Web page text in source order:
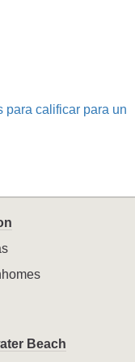
para calificar para un
Beach